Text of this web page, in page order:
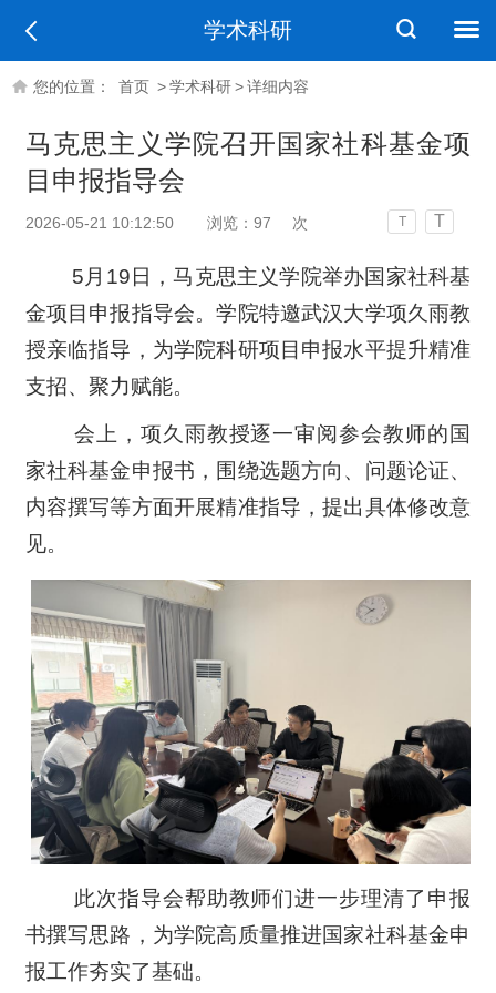
学术科研
您的位置： 首页 >学术科研>详细内容
马克思主义学院召开国家社科基金项
目申报指导会
2026-05-21 10:12:50 浏览： 97 次 T T
5月19日，马克思主义学院举办国家社科基
金项目申报指导会。学院特邀武汉大学项久雨教
授亲临指导，为学院科研项目申报水平提升精准
支招、聚力赋能。
会上，项久雨教授逐一审阅参会教师的国
家社科基金申报书，围绕选题方向、问题论证、
内容撰写等方面开展精准指导，提出具体修改意
见。
此次指导会帮助教师们进一步理清了申报
书撰写思路，为学院高质量推进国家社科基金申
报工作夯实了基础。